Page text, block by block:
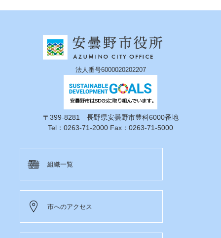
法人番号6000020202207
〒399-8281 長野県安曇野市豊科6000番地
Tel：0263-71-2000 Fax：0263-71-5000
組織一覧
市へのアクセス